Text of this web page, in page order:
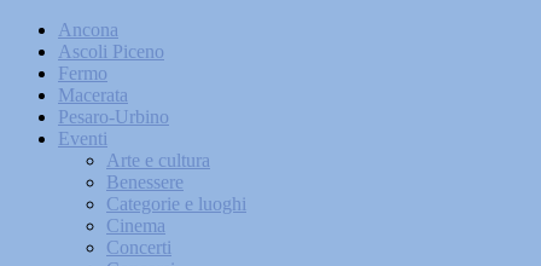
Ancona
Ascoli Piceno
Fermo
Macerata
Pesaro-Urbino
Eventi
Arte e cultura
Benessere
Categorie e luoghi
Cinema
Concerti